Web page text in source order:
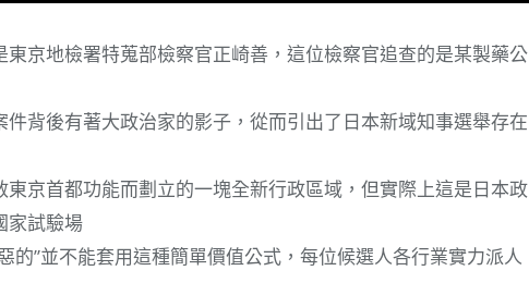
東京地檢署特蒐部檢察官正崎善，這位檢察官追查的是某製藥公
背後有著大政治家的影子，從而引出了日本新域知事選舉存在
京首都功能而劃立的一塊全新行政區域，但實際上這是日本政
家試驗場
的”並不能套用這種簡單價值公式，每位候選人各行業實力派人